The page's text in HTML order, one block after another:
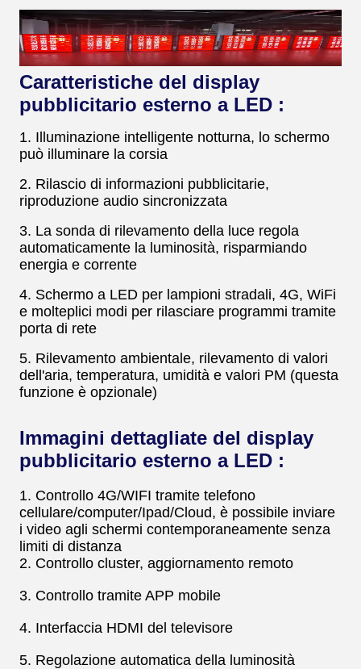
Caratteristiche del display
pubblicitario esterno a LED :
1. Illuminazione intelligente notturna, lo schermo
può illuminare la corsia
2. Rilascio di informazioni pubblicitarie,
riproduzione audio sincronizzata
3. La sonda di rilevamento della luce regola
automaticamente la luminosità, risparmiando
energia e corrente
4. Schermo a LED per lampioni stradali, 4G, WiFi
e molteplici modi per rilasciare programmi tramite
porta di rete
5. Rilevamento ambientale, rilevamento di valori
dell'aria, temperatura, umidità e valori PM (questa
funzione è opzionale)
Immagini dettagliate del display
pubblicitario esterno a LED :
1. Controllo 4G/WIFI tramite telefono
cellulare/computer/Ipad/Cloud, è possibile inviare
i video agli schermi contemporaneamente senza
limiti di distanza
2. Controllo cluster, aggiornamento remoto
3. Controllo tramite APP mobile
4. Interfaccia HDMI del televisore
5. Regolazione automatica della luminosità